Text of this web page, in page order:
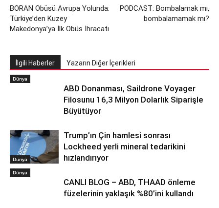
BORAN Obüsü Avrupa Yolunda:
Türkiye’den Kuzey
Makedonya’ya İlk Obüs İhracatı
PODCAST: Bombalamak mı,
bombalamamak mı?
İlgili Haberler Yazarın Diğer İçerikleri
Dünya
ABD Donanması, Saildrone Voyager
Filosunu 16,3 Milyon Dolarlık Siparişle
Büyütüyor
Dünya
Trump’ın Çin hamlesi sonrası
Lockheed yerli mineral tedarikini
hızlandırıyor
Dünya
CANLI BLOG – ABD, THAAD önleme
füzelerinin yaklaşık %80’ini kullandı